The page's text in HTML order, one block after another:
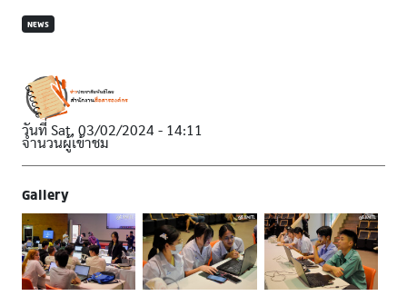
NEWS
วันที่ Sat, 03/02/2024 - 14:11
จำนวนผู้เข้าชม
Gallery